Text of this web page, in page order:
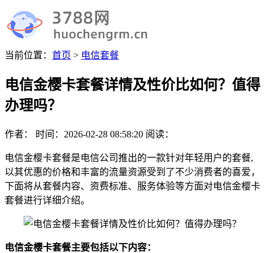
当前位置： 首页 > 电信套餐
电信金樱卡套餐详情及性价比如何？值得
办理吗？
作者： 时间： 2026-02-28 08:58:20 阅读：
电信金樱卡套餐是电信公司推出的一款针对年轻用户的套餐,
以其优惠的价格和丰富的流量资源受到了不少消费者的喜爱，
下面将从套餐内容、资费标准、服务体验等方面对电信金樱卡
套餐进行详细介绍。
电信金樱卡套餐主要包括以下内容：